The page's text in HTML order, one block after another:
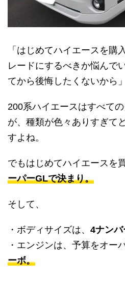
「はじめてハイエースを購
レードにするべきか悩んで
てから後悔したくないから」
200系ハイエースはすべて
が、種類が色々ありすぎて
すよね。
でもはじめてハイエースを
ーパーGLで決まり。
そして、
・ボディサイズは、 4ナンバ
・エンジンは、予算をオー
ーボ。